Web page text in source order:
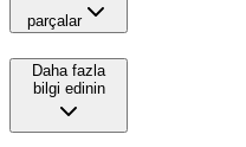
parçalar
Daha fazla
bilgi edinin